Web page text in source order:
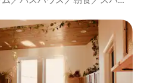
。